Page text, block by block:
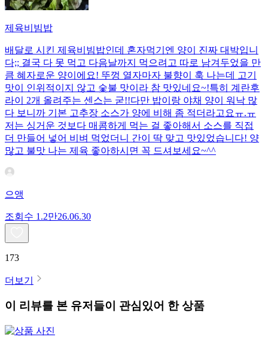
제육비빔밥
배달로 시킨 제육비빔밥인데 혼자먹기엔 양이 진짜 대박입니
다;; 결국 다 못 먹고 다음날까지 먹으려고 따로 남겨두었을 만
큼 혜자로운 양이에요! 뚜껑 열자마자 불향이 훅 나는데 고기
맛이 인위적이지 않고 숯불 맛이라 참 맛있네요~!특히 계란후
라이 2개 올려주는 센스는 굳!! ​다만 밥이랑 야채 양이 워낙 많
다 보니까 기본 고추장 소스가 양에 비해 좀 적더라고요ㅠ.ㅠ
저는 싱거운 것보다 매콤하게 먹는 걸 좋아해서 소스를 직접
더 만들어 넣어 비벼 먹었더니 간이 딱 맞고 맛있었습니다! 양
많고 불맛 나는 제육 좋아하시면 꼭 드셔보세요~^^
으앵
조회수 1.2만26.06.30
173
더보기
이 리뷰를 본 유저들이 관심있어 한 상품